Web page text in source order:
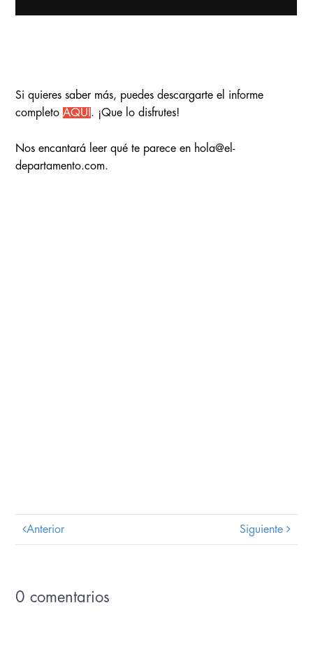
Si quieres saber más, puedes descargarte el informe
completoAQUÍ . ¡Que lo disfrutes!
Nos encantará leer qué te parece en hola@el-
departamento.com.
Anterior Siguiente
0 comentarios